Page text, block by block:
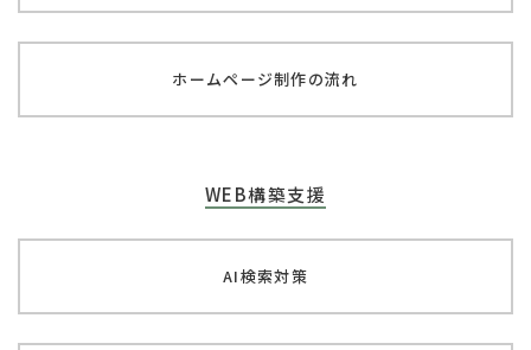
ホームページ制作の流れ
WEB構築支援
AI検索対策